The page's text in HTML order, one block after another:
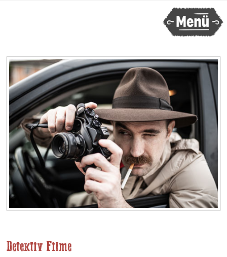
Detektiv Filme